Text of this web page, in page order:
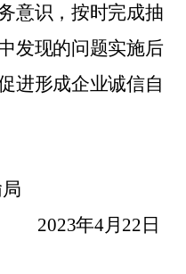
意识，按时完成抽
发现的问题实施后
进形成企业诚信自
2023年4月22 日